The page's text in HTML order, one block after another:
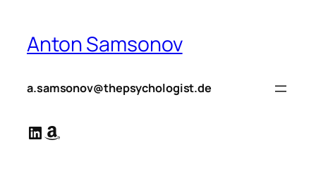
springen
Anton Samsonov
a.samsonov@thepsychologist.de
LinkedIn
Amazon